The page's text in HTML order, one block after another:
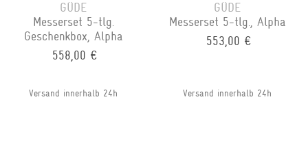
GÜDE
Messerset 5-tlg.
Geschenkbox, Alpha
558,00 €
Versand innerhalb 24h
GÜDE
Messerset 5-tlg., Alpha
553,00 €
Versand innerhalb 24h